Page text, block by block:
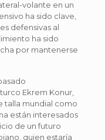
volante en un
ha sido clave,
defensivas al
ha sido
por mantenerse
Ekrem Konur,
talla mundial como
están interesados
de un futuro
quien estaría